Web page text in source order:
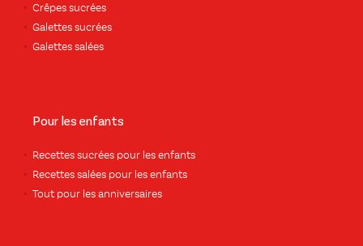
Crêpes sucrées
Galettes sucrées
Galettes salées
Pour les enfants
Recettes sucrées pour les enfants
Recettes salées pour les enfants
Tout pour les anniversaires